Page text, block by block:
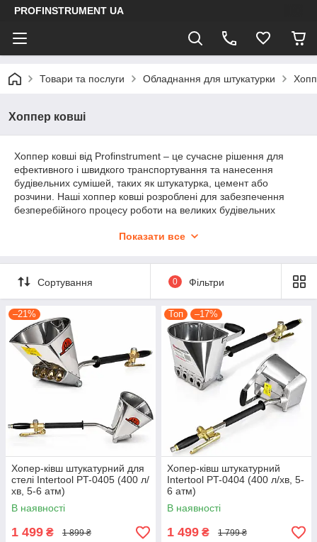
PROFINSTRUMENT UA
Товари та послуги Обладнання для штукатурки
Хоппер ковші
Хоппер ковші від Profinstrument – це сучасне рішення для
ефективного і швидкого транспортування та нанесення
будівельних сумішей, таких як штукатурка, цемент або
розчини. Наші хоппер ковші розроблені для забезпечення
безперебійного процесу роботи на великих будівельних
завантажувати та подавати матеріали, що забезпечить
Показати все
Сортування 0 Фільтри
–21%
Хопер-ківш штукатурний для
стелі Intertool PT-0405 (400 л/
хв, 5-6 атм)
В наявності
1 499 ₴ 1 899 ₴
Топ –17%
Хопер-ківш штукатурний
Intertool PT-0404 (400 л/хв, 5-
6 атм)
В наявності
1 499 ₴ 1 799 ₴